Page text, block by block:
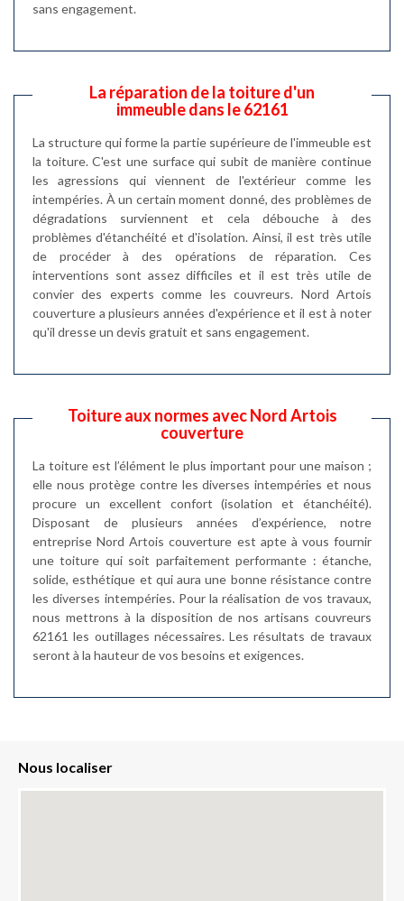
sans engagement.
La réparation de la toiture d'un
immeuble dans le 62161
La structure qui forme la partie supérieure de l'immeuble est
la toiture. C'est une surface qui subit de manière continue
les agressions qui viennent de l'extérieur comme les
intempéries. À un certain moment donné, des problèmes de
dégradations surviennent et cela débouche à des
problèmes d'étanchéité et d'isolation. Ainsi, il est très utile
de procéder à des opérations de réparation. Ces
interventions sont assez difficiles et il est très utile de
convier des experts comme les couvreurs. Nord Artois
couverture a plusieurs années d'expérience et il est à noter
qu'il dresse un devis gratuit et sans engagement.
Toiture aux normes avec Nord Artois
couverture
La toiture est l’élément le plus important pour une maison ;
elle nous protège contre les diverses intempéries et nous
procure un excellent confort (isolation et étanchéité).
Disposant de plusieurs années d’expérience, notre
entreprise Nord Artois couverture est apte à vous fournir
une toiture qui soit parfaitement performante : étanche,
solide, esthétique et qui aura une bonne résistance contre
les diverses intempéries. Pour la réalisation de vos travaux,
nous mettrons à la disposition de nos artisans couvreurs
62161 les outillages nécessaires. Les résultats de travaux
seront à la hauteur de vos besoins et exigences.
Nous localiser